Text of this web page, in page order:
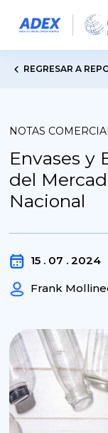
REGRESAR A
NOTAS
Envases y
del
Nacional
15 . 07 . 2024
Frank